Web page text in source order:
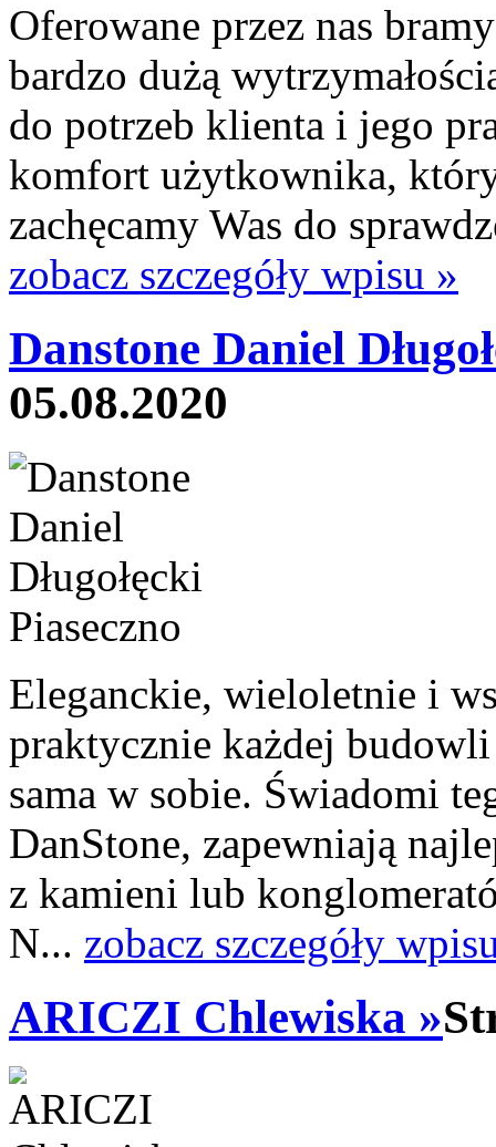
Oferowane przez nas
bardzo dużą
do potrzeb klienta i jego
komfort użytkownika,
zachęcamy Was do
zobacz szczegóły wpisu »
Danstone Daniel
05.08.2020
Eleganckie, wieloletnie i
praktycznie każdej
sama w sobie. Świadomi
DanStone, zapewniają
z kamieni lub
N... zobacz szczegóły
ARICZI Chlewiska »